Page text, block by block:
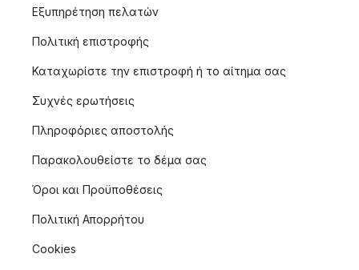
Εξυπηρέτηση πελατών
Πολιτική επιστροφής
Καταχωρίστε την επιστροφή ή το αίτημα σας
Συχνές ερωτήσεις
Πληροφόριες αποστολής
Παρακολουθείστε το δέμα σας
Όροι και Προϋποθέσεις
Πολιτική Απορρήτου
Cookies